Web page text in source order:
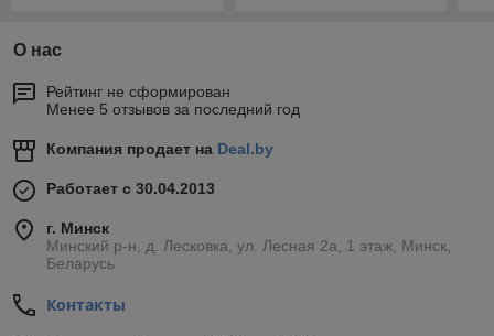
О нас
Рейтинг не сформирован
Менее 5 отзывов за последний год
Компания продает на Deal.by
Работает с 30.04.2013
г. Минск
Минский р-н, д. Лесковка, ул. Лесная 2а, 1 этаж, Минск,
Беларусь
Контакты